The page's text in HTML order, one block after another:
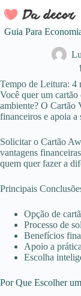
para
conteúdo
Guia Para
Tempo de Leitura: 4
Você quer um
ambiente? O Cartão
financeiros e apoia a
Solicitar o Cartão
vantagens
quem quer fazer a
Principais
Opção de
Processo de
Benefícios
Apoio a
Escolha
Por Que Escolher